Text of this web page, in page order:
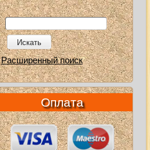
Искать
Расширенный поиск
Оплата